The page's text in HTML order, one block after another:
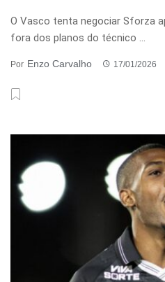
O Vasco tenta negociar Sforza
fora dos planos do técnico ...
Por Enzo Carvalho 17/01/2026